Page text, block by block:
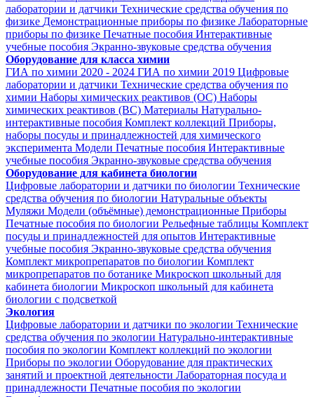
лаборатории и датчики Технические средства обучения по
физике Демонстрационные приборы по физике Лабораторные
приборы по физике Печатные пособия Интерактивные
учебные пособия Экранно-звуковые средства обучения
Оборудование для класса химии
ГИА по химии 2020 - 2024 ГИА по химии 2019 Цифровые
лаборатории и датчики Технические средства обучения по
химии Наборы химических реактивов (ОС) Наборы
химических реактивов (ВС) Материалы Натурально-
интерактивные пособия Комплект коллекций Приборы,
наборы посуды и принадлежностей для химического
эксперимента Модели Печатные пособия Интерактивные
учебные пособия Экранно-звуковые средства обучения
Оборудование для кабинета биологии
Цифровые лаборатории и датчики по биологии Технические
средства обучения по биологии Натуральные объекты
Муляжи Модели (объёмные) демонстрационные Приборы
Печатные пособия по биологии Рельефные таблицы Комплект
посуды и принадлежностей для опытов Интерактивные
учебные пособия Экранно-звуковые средства обучения
Комплект микропрепаратов по биологии Комплект
микропрепаратов по ботанике Микроскоп школьный для
кабинета биологии Микроскоп школьный для кабинета
биологии с подсветкой
Экология
Цифровые лаборатории и датчики по экологии Технические
средства обучения по экологии Натурально-интерактивные
пособия по экологии Комплект коллекций по экологии
Приборы по экологии Оборудование для практических
занятий и проектной деятельности Лабораторная посуда и
принадлежности Печатные пособия по экологии